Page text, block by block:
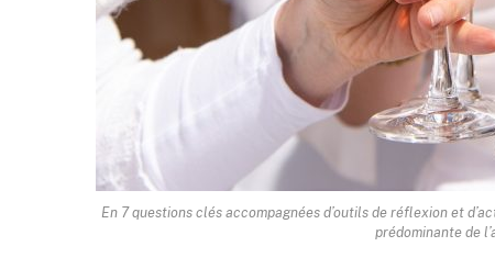
En 7 questions clés accompagnées d’outils de réflexion et
prédominante de